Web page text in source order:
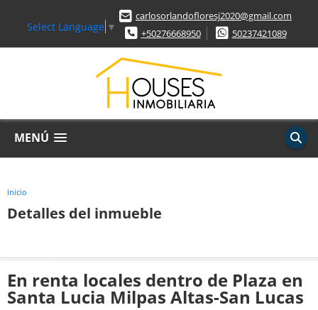
Select Language ▼
carlosorlandofloresj2020@gmail.com
+50276668950
50237421089
MENÚ
Inicio
Detalles del inmueble
En renta locales dentro de Plaza en
Santa Lucia Milpas Altas-San Lucas